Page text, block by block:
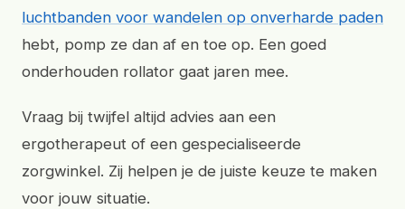
luchtbanden voor wandelen op onverharde paden
hebt, pomp ze dan af en toe op. Een goed
onderhouden rollator gaat jaren mee.
Vraag bij twijfel altijd advies aan een
ergotherapeut of een gespecialiseerde
zorgwinkel. Zij helpen je de juiste keuze te maken
voor jouw situatie.